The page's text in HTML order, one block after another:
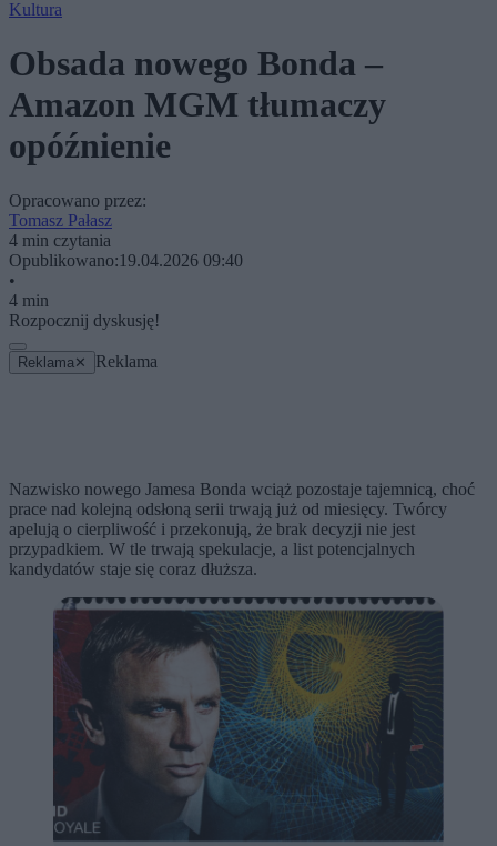
Kultura
Obsada nowego Bonda –
Amazon MGM tłumaczy
opóźnienie
Opracowano przez:
Tomasz Pałasz
4 min czytania
Opublikowano:19.04.2026 09:40
•
4 min
Rozpocznij dyskusję!
Reklama ✕ Reklama
Nazwisko nowego Jamesa Bonda wciąż pozostaje tajemnicą, choć
prace nad kolejną odsłoną serii trwają już od miesięcy. Twórcy
apelują o cierpliwość i przekonują, że brak decyzji nie jest
przypadkiem. W tle trwają spekulacje, a list potencjalnych
kandydatów staje się coraz dłuższa.